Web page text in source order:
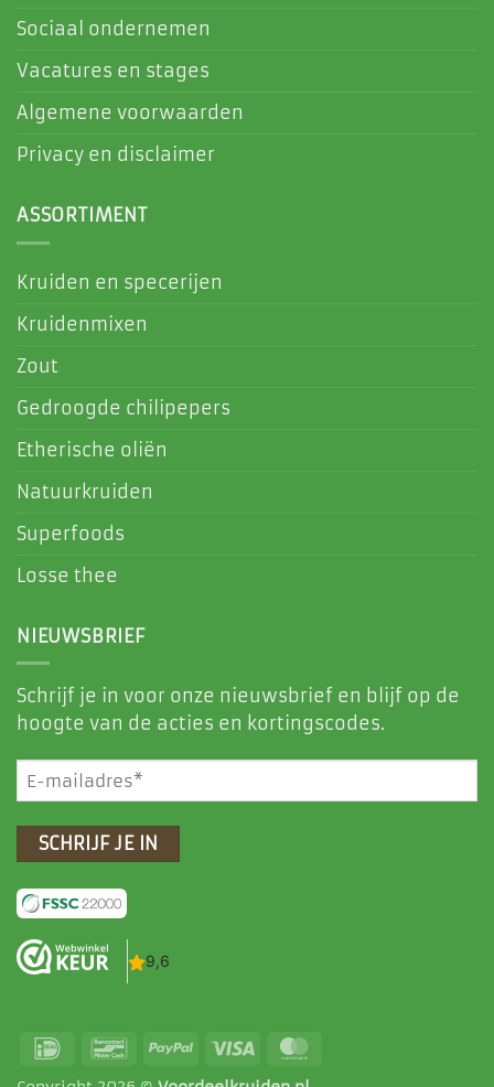
Sociaal ondernemen
Vacatures en stages
Algemene voorwaarden
Privacy en disclaimer
ASSORTIMENT
Kruiden en specerijen
Kruidenmixen
Zout
Gedroogde chilipepers
Etherische oliën
Natuurkruiden
Superfoods
Losse thee
NIEUWSBRIEF
Schrijf je in voor onze nieuwsbrief en blijf op de
hoogte van de acties en kortingscodes.
E-
mailadres
(Vereist)
IDeal BancontactPayPal Visa